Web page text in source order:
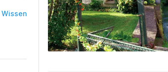
Wissen